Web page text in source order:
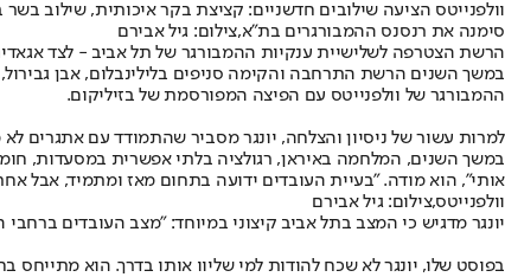
וולפנייטס הציעה שילובים חדשניים: קציצת בקר איכותית, שילוב
סימנה את רנסנס ההמבורגרים בת"א,צילום: גיל אבירם
הרשת הצטרפה לשלישיית ענקיות ההמבורגר של תל אביב - לצד אגאדיר שפרצה ב-1997 ומוזס שנפתחה ב-2003. יחד, השלוש הפכו את תל אביב לבירת הקציצות וסללו את הדרך
ההמבורגר של וולפנייטס עם הפיצה המפורסמת של בזיליקום.
במשך השנים, המלחמה באיראן, רגולציה בלתי אפשרית במסעדות,
אותי", הוא מודה. "בעיית העובדים ידועה בתחום מאז ומתמיד, אבל אחרי 7 באוקטובר היא הפכה לבלתי אפשרית. גם כשאתה כבר מוצא עובדים הם עושים טובה שהם באים
וולפנייטס,צילום: גיל אבירם
יונגר מדגיש כי המצב בתל אביב קיצוני במיוחד: "מצב העובדים
בפוסט שלו, יונגר לא שכח להודות למי שליוו אותו בדרך. הוא